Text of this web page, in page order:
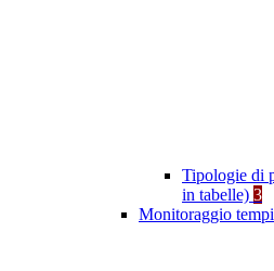
Tipologie di
in tabelle) 3
Monitoraggio